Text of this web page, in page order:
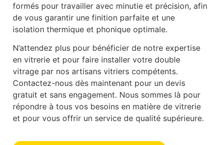
formés pour travailler avec minutie et précision, afin
de vous garantir une finition parfaite et une
isolation thermique et phonique optimale.
N’attendez plus pour bénéficier de notre expertise
en vitrerie et pour faire installer votre double
vitrage par nos artisans vitriers compétents.
Contactez-nous dès maintenant pour un devis
gratuit et sans engagement. Nous sommes là pour
répondre à tous vos besoins en matière de vitrerie
et pour vous offrir un service de qualité supérieure.